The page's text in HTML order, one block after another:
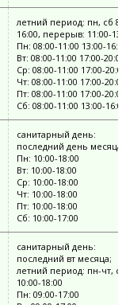
летний период: пн, сб
16:00, перерыв: 11:00-
Пн: 08:00-11:00 13:00-
Вт: 08:00-11:00 17:00-20:00
Ср: 08:00-11:00 17:00-20:00
Чт: 08:00-11:00 17:00-20:00
Пт: 08:00-11:00 17:00-20:00
Сб: 08:00-11:00 13:00-16:00
санитарный день:
последний день месяца
Пн: 10:00-18:00
Вт: 10:00-18:00
Ср: 10:00-18:00
Чт: 10:00-18:00
Пт: 10:00-18:00
Сб: 10:00-17:00
санитарный день:
последний вт месяца;
летний период: пн-чт,
10:00-18:00
Пн: 09:00-17:00